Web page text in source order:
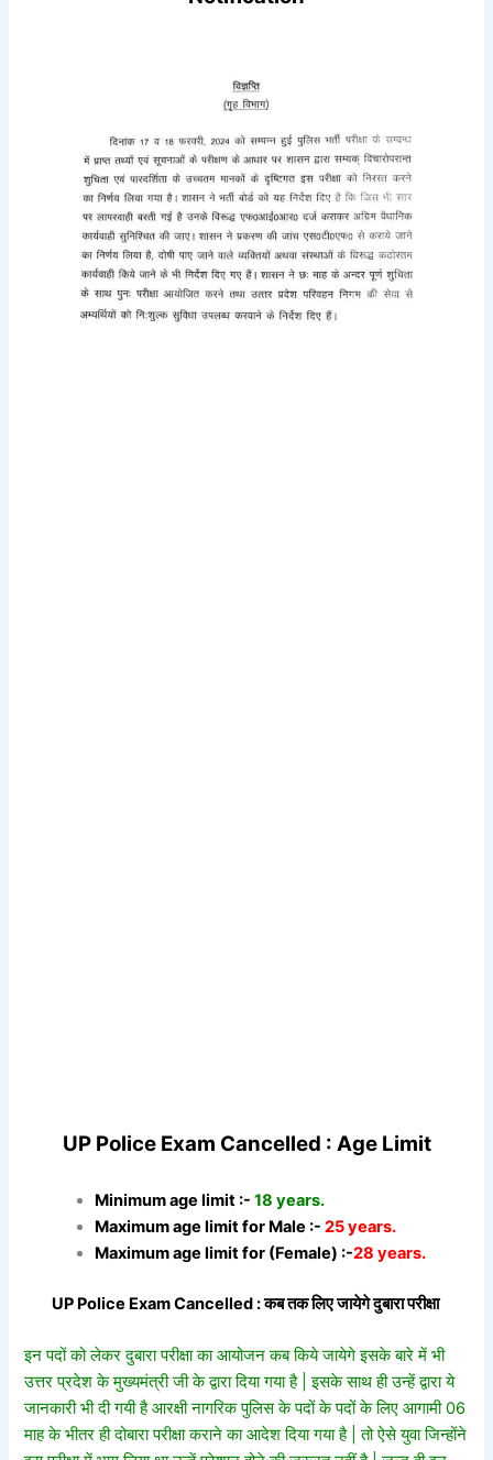
UP Police Exam Cancelled : Age Limit
Minimum age limit :-18 years.
Maximum age limit for Male :- 25 years.
Maximum age limit for (Female) :-28 years.
UP Police Exam Cancelled : कब तक लिए जायेगे दुबारा परीक्षा
इन पदों को लेकर दुबारा परीक्षा का आयोजन कब किये जायेगे इसके बारे में भी
उत्तर प्रदेश के मुख्यमंत्री जी के द्वारा दिया गया है | इसके साथ ही उन्हें द्वारा ये
जानकारी भी दी गयी है आरक्षी नागरिक पुलिस के पदों के पदों के लिए आगामी 06
माह के भीतर ही दोबारा परीक्षा कराने का आदेश दिया गया है | तो ऐसे युवा जिन्होंने